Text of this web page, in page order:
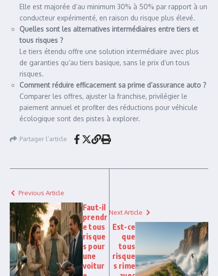
Elle est majorée d’au minimum 30% à 50% par rapport à un
conducteur expérimenté, en raison du risque plus élevé.
Quelles sont les alternatives intermédiaires entre tiers et
tous risques ?
Le tiers étendu offre une solution intermédiaire avec plus
de garanties qu’au tiers basique, sans le prix d’un tous
risques.
Comment réduire efficacement sa prime d’assurance auto ?
Comparer les offres, ajuster la franchise, privilégier le
paiement annuel et profiter des réductions pour véhicule
écologique sont des pistes à explorer.
Partager l’article
Previous Article
Faut-il
prendr
e tous
risque
s pour
une
voitur
Next Article
Est-ce
que
tous
risque
s rime